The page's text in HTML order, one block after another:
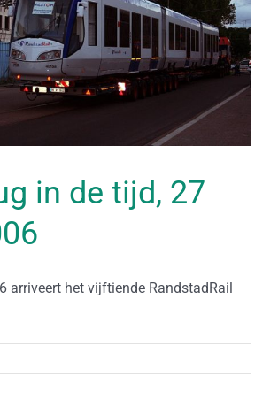
in de tijd, 27
arriveert het vijftiende RandstadRail